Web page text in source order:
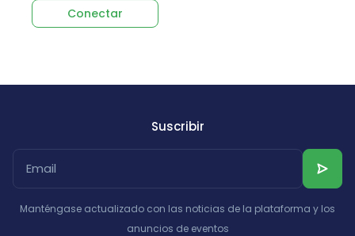
Conectar
Suscribir
Manténgase actualizado con las noticias de la plataforma y los
anuncios de eventos